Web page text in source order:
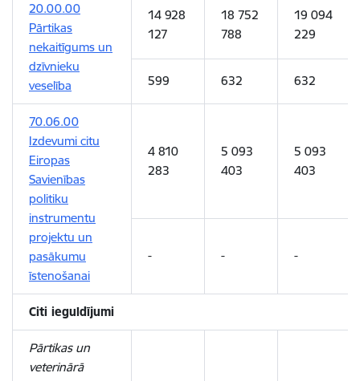
20.00.00
Pārtikas
nekaitīgums un
dzīvnieku
veselība
14 928
127
18 752
788
19 094
229
599 632 632
70.06.00
Izdevumi citu
Eiropas
Savienības
politiku
instrumentu
projektu un
pasākumu
īstenošanai
4 810
283
5 093
403
5 093
403
- - -
Citi ieguldījumi
Pārtikas un
veterinārā